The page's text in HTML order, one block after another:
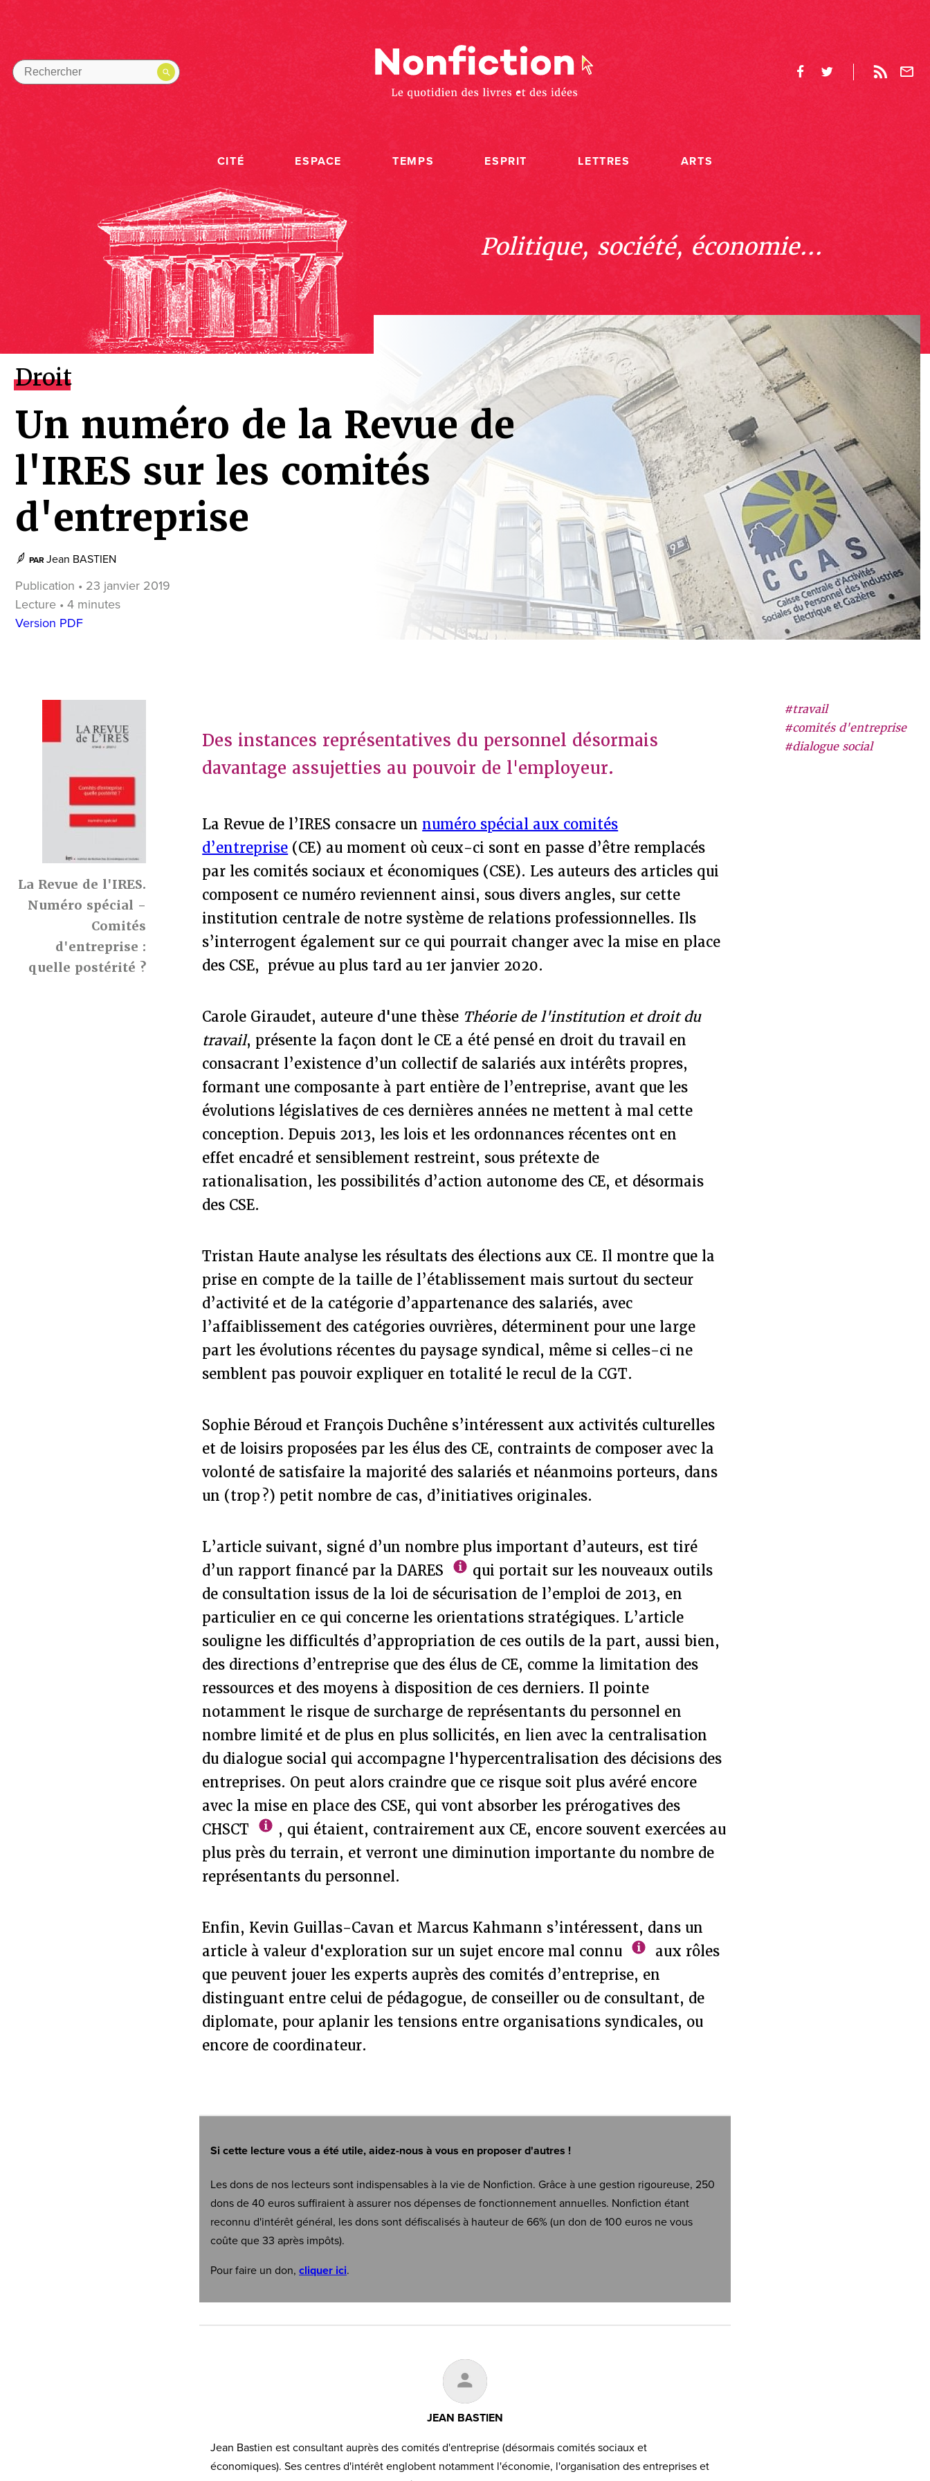
CITÉ ESPACE TEMPS ESPRIT LETTRES ARTS
Politique, société, économie...
Droit
Un numéro de la Revue de
l'IRES sur les comités
d'entreprise
PAR Jean BASTIEN
Publication • 23 janvier 2019
Lecture • 4 minutes
Version PDF
La Revue de l'IRES.
Numéro spécial -
Comités
d'entreprise :
quelle postérité ?
#travail
#comités d'entreprise
#dialogue social
Des instances représentatives du personnel désormais
davantage assujetties au pouvoir de l'employeur.
La Revue de l’IRES consacre un numéro spécial aux comités
d’entreprise (CE) au moment où ceux-ci sont en passe d’être remplacés
par les comités sociaux et économiques (CSE). Les auteurs des articles qui
composent ce numéro reviennent ainsi, sous divers angles, sur cette
institution centrale de notre système de relations professionnelles. Ils
s’interrogent également sur ce qui pourrait changer avec la mise en place
des CSE, prévue au plus tard au 1er janvier 2020.
Carole Giraudet, auteure d'une thèse Théorie de l'institution et droit du
travail, présente la façon dont le CE a été pensé en droit du travail en
consacrant l’existence d’un collectif de salariés aux intérêts propres,
formant une composante à part entière de l’entreprise, avant que les
évolutions législatives de ces dernières années ne mettent à mal cette
conception. Depuis 2013, les lois et les ordonnances récentes ont en
effet encadré et sensiblement restreint, sous prétexte de
rationalisation, les possibilités d’action autonome des CE, et désormais
des CSE.
Tristan Haute analyse les résultats des élections aux CE. Il montre que la
prise en compte de la taille de l’établissement mais surtout du secteur
d’activité et de la catégorie d’appartenance des salariés, avec
l’affaiblissement des catégories ouvrières, déterminent pour une large
part les évolutions récentes du paysage syndical, même si celles-ci ne
semblent pas pouvoir expliquer en totalité le recul de la CGT.
Sophie Béroud et François Duchêne s’intéressent aux activités culturelles
et de loisirs proposées par les élus des CE, contraints de composer avec la
volonté de satisfaire la majorité des salariés et néanmoins porteurs, dans
un (trop ?) petit nombre de cas, d’initiatives originales.
L’article suivant, signé d’un nombre plus important d’auteurs, est tiré
d’un rapport financé par la DARES
qui portait sur les nouveaux outils
de consultation issus de la loi de sécurisation de l’emploi de 2013, en
particulier en ce qui concerne les orientations stratégiques. L’article
souligne les difficultés d’appropriation de ces outils de la part, aussi bien,
des directions d’entreprise que des élus de CE, comme la limitation des
ressources et des moyens à disposition de ces derniers. Il pointe
notamment le risque de surcharge de représentants du personnel en
nombre limité et de plus en plus sollicités, en lien avec la centralisation
du dialogue social qui accompagne l'hypercentralisation des décisions des
entreprises. On peut alors craindre que ce risque soit plus avéré encore
avec la mise en place des CSE, qui vont absorber les prérogatives des
CHSCT
, qui étaient, contrairement aux CE, encore souvent exercées au
plus près du terrain, et verront une diminution importante du nombre de
représentants du personnel.
Enfin, Kevin Guillas-Cavan et Marcus Kahmann s’intéressent, dans un
article à valeur d'exploration sur un sujet encore mal connu
aux rôles
que peuvent jouer les experts auprès des comités d’entreprise, en
distinguant entre celui de pédagogue, de conseiller ou de consultant, de
diplomate, pour aplanir les tensions entre organisations syndicales, ou
encore de coordinateur.
Si cette lecture vous a été utile, aidez-nous à vous en proposer d'autres !
Les dons de nos lecteurs sont indispensables à la vie de Nonfiction. Grâce à une gestion rigoureuse, 250
dons de 40 euros suffiraient à assurer nos dépenses de fonctionnement annuelles. Nonfiction étant
reconnu d'intérêt général, les dons sont défiscalisés à hauteur de 66% (un don de 100 euros ne vous
coûte que 33 après impôts).
Pour faire un don, cliquer ici.
JEAN BASTIEN
Jean Bastien est consultant auprès des comités d'entreprise (désormais comités sociaux et
économiques). Ses centres d'intérêt englobent notamment l'économie, l'organisation des entreprises et